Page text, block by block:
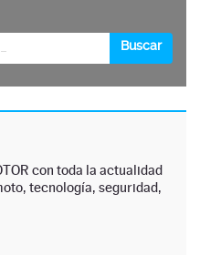
con toda la actualidad
tecnología, seguridad,